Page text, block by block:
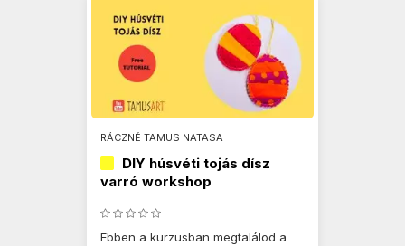
RÁCZNÉ TAMUS NATASA
DIY húsvéti tojás dísz
varró workshop
Ebben a kurzusban megtalálod a